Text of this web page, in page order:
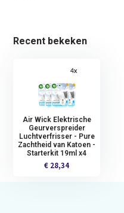
Recent bekeken
Air Wick Elektrische
Geurverspreider
Luchtverfrisser - Pure
Zachtheid van Katoen -
Starterkit 19ml x4
€ 28,34